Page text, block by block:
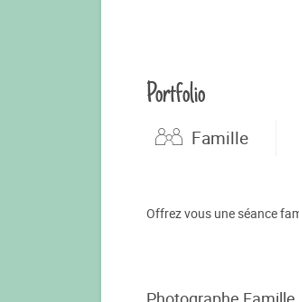
Portfolio
Famille
Offrez vous une séance